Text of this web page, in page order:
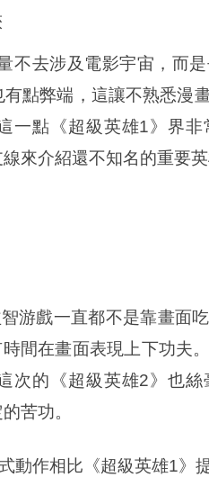
不去涉及電影宇宙，而
點弊端，這讓不熟悉漫
一點《超級英雄1》界
來介紹還不知名的重要
游戲一直都不是靠畫面
間在畫面表現上下功夫
次的《超級英雄2》也
苦功。
作相比《超級英雄1》